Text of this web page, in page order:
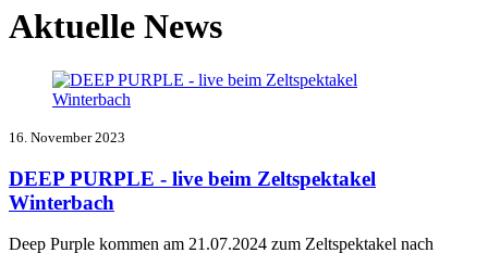
Aktuelle News
16. November 2023
DEEP PURPLE - live beim Zeltspektakel
Winterbach
Deep Purple kommen am 21.07.2024 zum Zeltspektakel nach